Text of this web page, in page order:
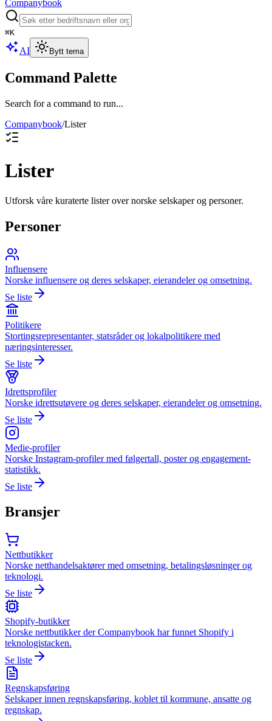
Companybook
⌘K
AI Bytt tema
Command Palette
Search for a command to run...
Companybook/Lister
Lister
Utforsk våre kuraterte lister over norske selskaper og personer.
Personer
Influensere
Norske influensere og deres selskaper, eierandeler og omsetning.
Se liste
Politikere
Stortingsrepresentanter, statsråder og lokalpolitikere med
næringsinteresser.
Se liste
Idrettsprofiler
Norske idrettsutøvere og deres selskaper, eierandeler og omsetning.
Se liste
Medie-profiler
Norske Instagram-profiler med følgertall, poster og engagement-
statistikk.
Se liste
Bransjer
Nettbutikker
Norske netthandelsaktører med omsetning, betalingsløsninger og
teknologi.
Se liste
Shopify-butikker
Norske nettbutikker der Companybook har funnet Shopify i
teknologistacken.
Se liste
Regnskapsføring
Selskaper innen regnskapsføring, koblet til kommune, ansatte og
regnskap.